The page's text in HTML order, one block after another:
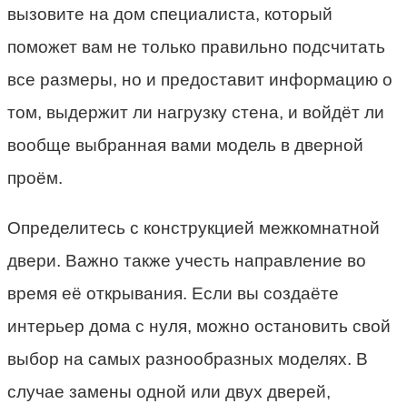
вызовите на дом специалиста, который
поможет вам не только правильно подсчитать
все размеры, но и предоставит информацию о
том, выдержит ли нагрузку стена, и войдёт ли
вообще выбранная вами модель в дверной
проём.
Определитесь с конструкцией межкомнатной
двери. Важно также учесть направление во
время её открывания. Если вы создаёте
интерьер дома с нуля, можно остановить свой
выбор на самых разнообразных моделях. В
случае замены одной или двух дверей,